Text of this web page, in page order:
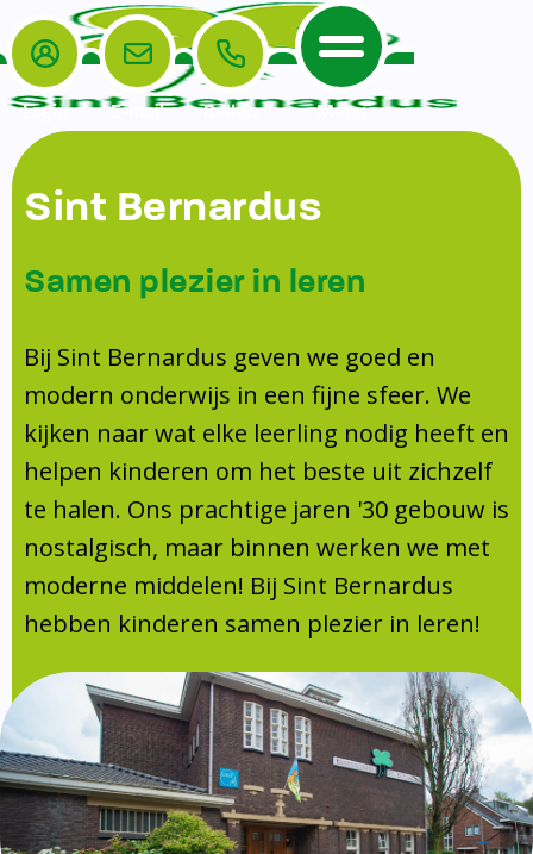
Home
De School
Veiligheidsplan
Onderwijs
Leerlingenraad
Leerlingenzorg
Doorstroomtoets
Jeugdprofessional op school
Centrum Jeugd en Gezin
Schoollogopedie
schoolondersteuningsprofiel
Schooltijden
Absentie
Vakanties
Aanmelden
Schoolgids
Gezonde school
Kinderopvang
BSO
Het Team
Ouders
Ouders
Tussenschoolse opvang
Activiteitencommissie (AC)
Medezeggenschapsraad (MR)
Formulieren
Klachtenregeling
Contact
Login E-mail Bellen Menu
Sint Bernardus
Samen plezier in leren
Bij Sint Bernardus geven we goed en
modern onderwijs in een fijne sfeer. We
kijken naar wat elke leerling nodig heeft en
helpen kinderen om het beste uit zichzelf
te halen. Ons prachtige jaren '30 gebouw is
nostalgisch, maar binnen werken we met
moderne middelen! Bij Sint Bernardus
hebben kinderen samen plezier in leren!